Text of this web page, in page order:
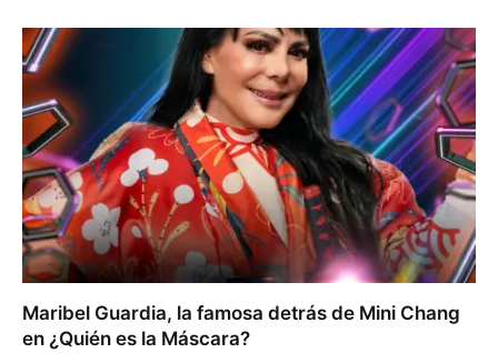
Maribel Guardia, la famosa detrás de Mini Chang
en ¿Quién es la Máscara?